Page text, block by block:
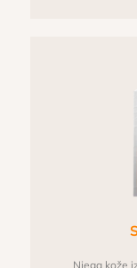
Njega kože